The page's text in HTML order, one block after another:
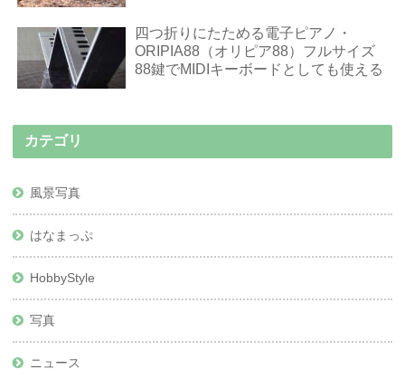
四つ折りにたためる電子ピアノ・
ORIPIA88（オリピア88）フルサイズ
88鍵でMIDIキーボードとしても使える
カテゴリ
風景写真
はなまっぷ
HobbyStyle
写真
ニュース